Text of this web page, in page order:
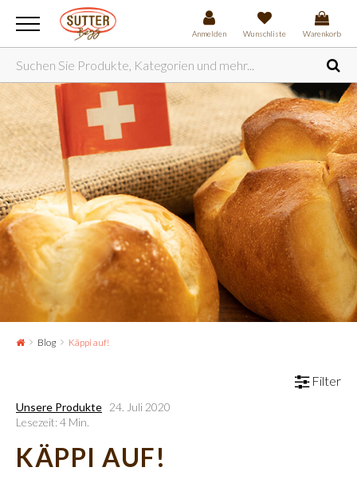
Anmelden Wunschliste Warenkorb
Blog Käppi auf!
Filter
Unsere Produkte 24. Juli 2020
Lesezeit: 4 Min.
KÄPPI AUF!